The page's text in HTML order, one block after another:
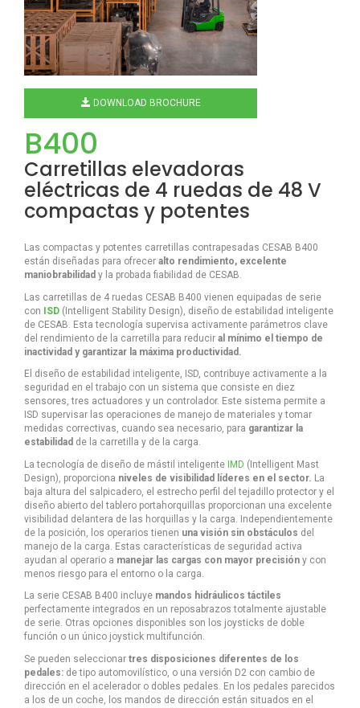
DOWNLOAD BROCHURE
B400
Carretillas elevadoras
eléctricas de 4 ruedas de 48 V
compactas y potentes
Las compactas y potentes carretillas contrapesadas CESAB B400
están diseñadas para ofrecer alto rendimiento, excelente
maniobrabilidad y la probada fiabilidad de CESAB.
Las carretillas de 4 ruedas CESAB B400 vienen equipadas de serie
con ISD (Intelligent Stability Design), diseño de estabilidad inteligente
de CESAB. Esta tecnología supervisa activamente parámetros clave
del rendimiento de la carretilla para reducir al mínimo el tiempo de
inactividad y garantizar la máxima productividad.
El diseño de estabilidad inteligente, ISD, contribuye activamente a la
seguridad en el trabajo con un sistema que consiste en diez
sensores, tres actuadores y un controlador. Este sistema permite a
ISD supervisar las operaciones de manejo de materiales y tomar
medidas correctivas, cuando sea necesario, para garantizar la
estabilidad de la carretilla y de la carga.
La tecnología de diseño de mástil inteligente IMD (Intelligent Mast
Design), proporciona niveles de visibilidad líderes en el sector. La
baja altura del salpicadero, el estrecho perfil del tejadillo protector y el
diseño abierto del tablero portahorquillas proporcionan una excelente
visibilidad delantera de las horquillas y la carga. Independientemente
de la posición, los operarios tienen una visión sin obstáculos del
manejo de la carga. Estas características de seguridad activa
ayudan al operario a manejar las cargas con mayor precisión y con
menos riesgo para el entorno o la carga.
La serie CESAB B400 incluye mandos hidráulicos táctiles
perfectamente integrados en un reposabrazos totalmente ajustable
de serie. Otras opciones disponibles son los joysticks de doble
función o un único joystick multifunción.
Se pueden seleccionar tres disposiciones diferentes de los
pedales: de tipo automovilístico, o una versión D2 con cambio de
dirección en el acelerador o dobles pedales. En los pedales parecidos
a los de un coche, los mandos de dirección están situados en el